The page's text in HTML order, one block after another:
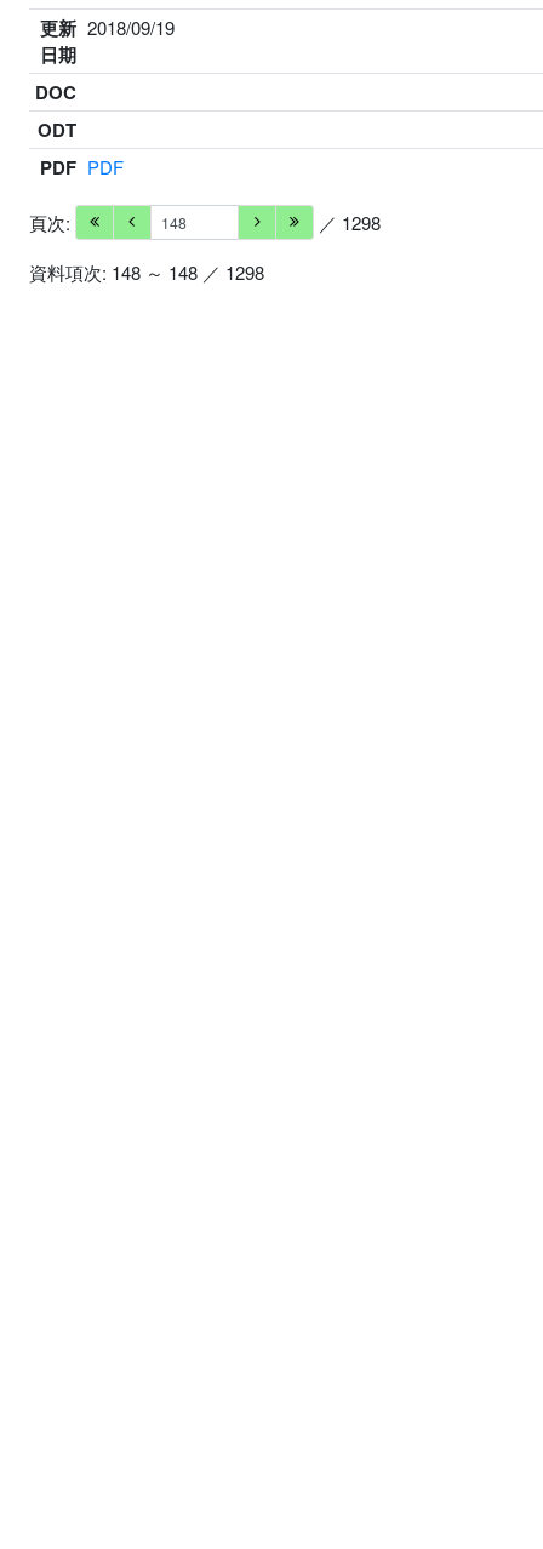
更新
日期
2018/09/19
DOC
ODT
PDF PDF
頁次:
／ 1298
資料項次: 148 ～ 148 ／ 1298